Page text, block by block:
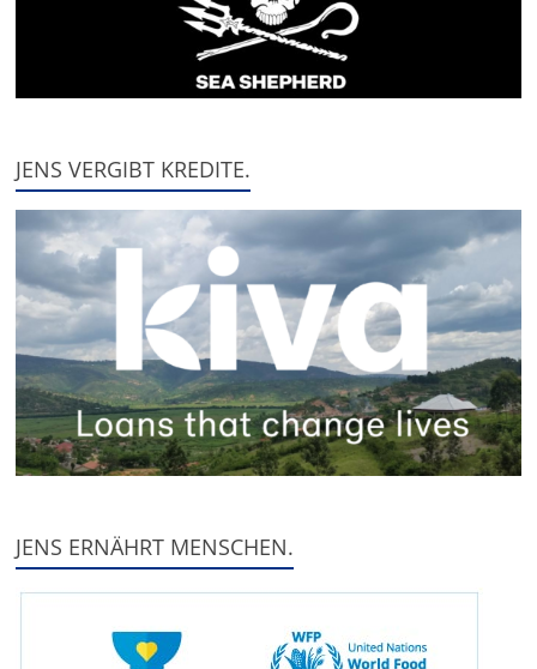
JENS VERGIBT KREDITE.
JENS ERNÄHRT MENSCHEN.